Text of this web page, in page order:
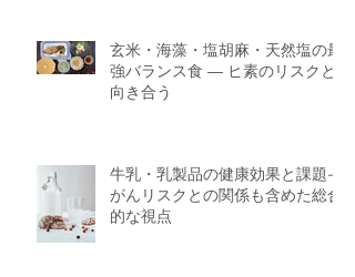
玄米・海藻・塩胡麻・天然塩の最
強バランス食 ― ヒ素のリスクと
向き合う
牛乳・乳製品の健康効果と課題—
がんリスクとの関係も含めた総合
的な視点